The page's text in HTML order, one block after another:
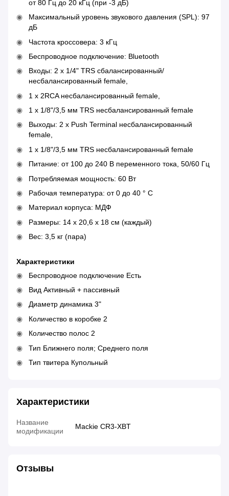
от 80 Гц до 20 кГц (при -3 дБ)
Максимальный уровень звукового давления (SPL): 97
дБ
Частота кроссовера: 3 кГц
Беспроводное подключение: Bluetooth
Входы: 2 x 1/4" TRS сбалансированный/
несбалансированный female,
1 x 2RCA несбалансированный female,
1 x 1/8"/3,5 мм TRS несбалансированный female
Выходы: 2 x Push Terminal несбалансированный
female,
1 х 1/8"/3,5 мм TRS несбалансированный female
Питание: от 100 до 240 В переменного тока, 50/60 Гц
Потребляемая мощность: 60 Вт
Рабочая температура: от 0 до 40 ° C
Материал корпуса: МДФ
Размеры: 14 х 20,6 х 18 см (каждый)
Вес: 3,5 кг (пара)
Характеристики
Беспроводное подключение Есть
Вид Активный + пассивный
Диаметр динамика 3"
Количество в коробке 2
Количество полос 2
Тип Ближнего поля; Среднего поля
Тип твитера Купольный
Характеристики
Название
модификации
Mackie CR3-XBT
Отзывы